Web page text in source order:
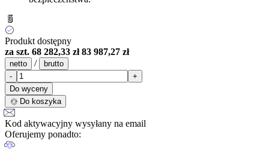
Produkt dostępny
za szt. 68 282,33 zł 83 987,27 zł
netto /
brutto
-
+
Do wyceny
Do koszyka
Kod aktywacyjny wysyłany na email
Oferujemy ponadto: